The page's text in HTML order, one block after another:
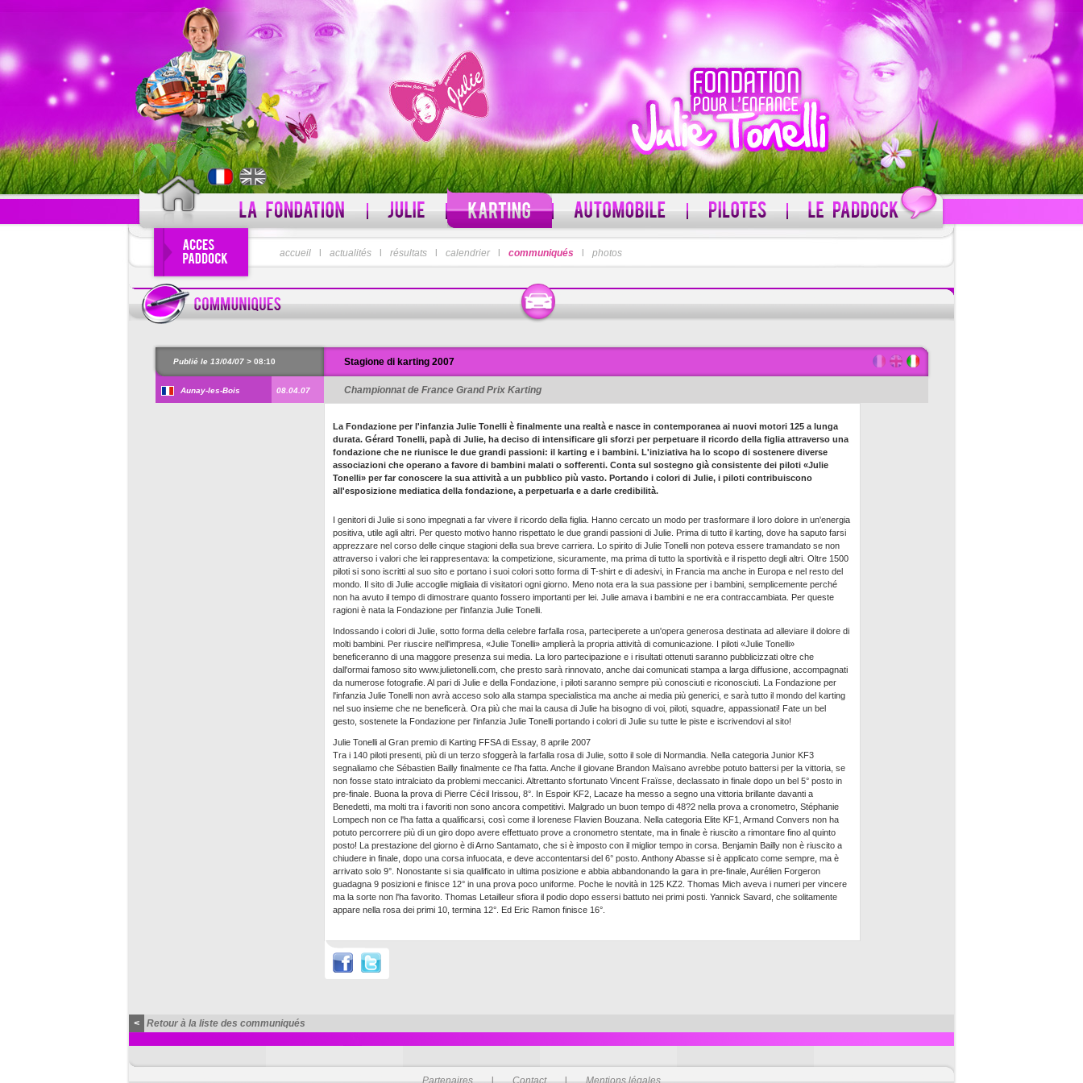
PSEUDO
Pseudo oublié ?
MOT DE PASSE
Mot de passe oublié ?
accueil actualités résultats calendrierl communiqués photos
Publié le 13/04/07 > 08:10 Stagione di karting 2007
Aunay-les-Bois 08.04.07 Championnat de France Grand Prix Karting
La Fondazione per l'infanzia Julie Tonelli è finalmente una realtà e nasce in contemporanea ai nuovi motori 125 a lunga
durata. Gérard Tonelli, papà di Julie, ha deciso di intensificare gli sforzi per perpetuare il ricordo della figlia attraverso una
fondazione che ne riunisce le due grandi passioni: il karting e i bambini. L'iniziativa ha lo scopo di sostenere diverse
associazioni che operano a favore di bambini malati o sofferenti. Conta sul sostegno già consistente dei piloti «Julie
Tonelli» per far conoscere la sua attività a un pubblico più vasto. Portando i colori di Julie, i piloti contribuiscono
all'esposizione mediatica della fondazione, a perpetuarla e a darle credibilità.
I genitori di Julie si sono impegnati a far vivere il ricordo della figlia. Hanno cercato un modo per trasformare il loro dolore in un'energia
positiva, utile agli altri. Per questo motivo hanno rispettato le due grandi passioni di Julie. Prima di tutto il karting, dove ha saputo farsi
apprezzare nel corso delle cinque stagioni della sua breve carriera. Lo spirito di Julie Tonelli non poteva essere tramandato se non
attraverso i valori che lei rappresentava: la competizione, sicuramente, ma prima di tutto la sportività e il rispetto degli altri. Oltre 1500
piloti si sono iscritti al suo sito e portano i suoi colori sotto forma di T-shirt e di adesivi, in Francia ma anche in Europa e nel resto del
mondo. Il sito di Julie accoglie migliaia di visitatori ogni giorno. Meno nota era la sua passione per i bambini, semplicemente perché
non ha avuto il tempo di dimostrare quanto fossero importanti per lei. Julie amava i bambini e ne era contraccambiata. Per queste
ragioni è nata la Fondazione per l'infanzia Julie Tonelli.
Indossando i colori di Julie, sotto forma della celebre farfalla rosa, parteciperete a un'opera generosa destinata ad alleviare il dolore di
molti bambini. Per riuscire nell'impresa, «Julie Tonelli» amplierà la propria attività di comunicazione. I piloti «Julie Tonelli»
beneficeranno di una maggore presenza sui media. La loro partecipazione e i risultati ottenuti saranno pubblicizzati oltre che
dall'ormai famoso sito www.julietonelli.com, che presto sarà rinnovato, anche dai comunicati stampa a larga diffusione, accompagnati
da numerose fotografie. Al pari di Julie e della Fondazione, i piloti saranno sempre più conosciuti e riconosciuti. La Fondazione per
l'infanzia Julie Tonelli non avrà acceso solo alla stampa specialistica ma anche ai media più generici, e sarà tutto il mondo del karting
nel suo insieme che ne beneficerà. Ora più che mai la causa di Julie ha bisogno di voi, piloti, squadre, appassionati! Fate un bel
gesto, sostenete la Fondazione per l'infanzia Julie Tonelli portando i colori di Julie su tutte le piste e iscrivendovi al sito!
Julie Tonelli al Gran premio di Karting FFSA di Essay, 8 aprile 2007
Tra i 140 piloti presenti, più di un terzo sfoggerà la farfalla rosa di Julie, sotto il sole di Normandia. Nella categoria Junior KF3
segnaliamo che Sébastien Bailly finalmente ce l'ha fatta. Anche il giovane Brandon Maïsano avrebbe potuto battersi per la vittoria, se
non fosse stato intralciato da problemi meccanici. Altrettanto sfortunato Vincent Fraïsse, declassato in finale dopo un bel 5° posto in
pre-finale. Buona la prova di Pierre Cécil Irissou, 8°. In Espoir KF2, Lacaze ha messo a segno una vittoria brillante davanti a
Benedetti, ma molti tra i favoriti non sono ancora competitivi. Malgrado un buon tempo di 48?2 nella prova a cronometro, Stéphanie
Lompech non ce l'ha fatta a qualificarsi, così come il lorenese Flavien Bouzana. Nella categoria Elite KF1, Armand Convers non ha
potuto percorrere più di un giro dopo avere effettuato prove a cronometro stentate, ma in finale è riuscito a rimontare fino al quinto
posto! La prestazione del giorno è di Arno Santamato, che si è imposto con il miglior tempo in corsa. Benjamin Bailly non è riuscito a
chiudere in finale, dopo una corsa infuocata, e deve accontentarsi del 6° posto. Anthony Abasse si è applicato come sempre, ma è
arrivato solo 9°. Nonostante si sia qualificato in ultima posizione e abbia abbandonando la gara in pre-finale, Aurélien Forgeron
guadagna 9 posizioni e finisce 12° in una prova poco uniforme. Poche le novità in 125 KZ2. Thomas Mich aveva i numeri per vincere
ma la sorte non l'ha favorito. Thomas Letailleur sfiora il podio dopo essersi battuto nei primi posti. Yannick Savard, che solitamente
appare nella rosa dei primi 10, termina 12°. Ed Eric Ramon finisce 16°.
< Retour à la liste des communiqués
Partenaires Contactl Mentions légales